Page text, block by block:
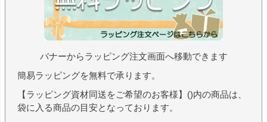
バナーからラッピング注文画面へ移動できます
簡易ラッピングを無料で承ります。
【ラッピング資材同送をご希望のお客様】()内の商品は、
袋に入る商品の目安となっております。